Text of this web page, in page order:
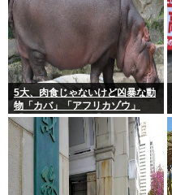
5大、肉食じゃないけど凶暴な動
物「カバ」「アフリカゾウ」
「バッファロー」「コーカサス
オオカブト」